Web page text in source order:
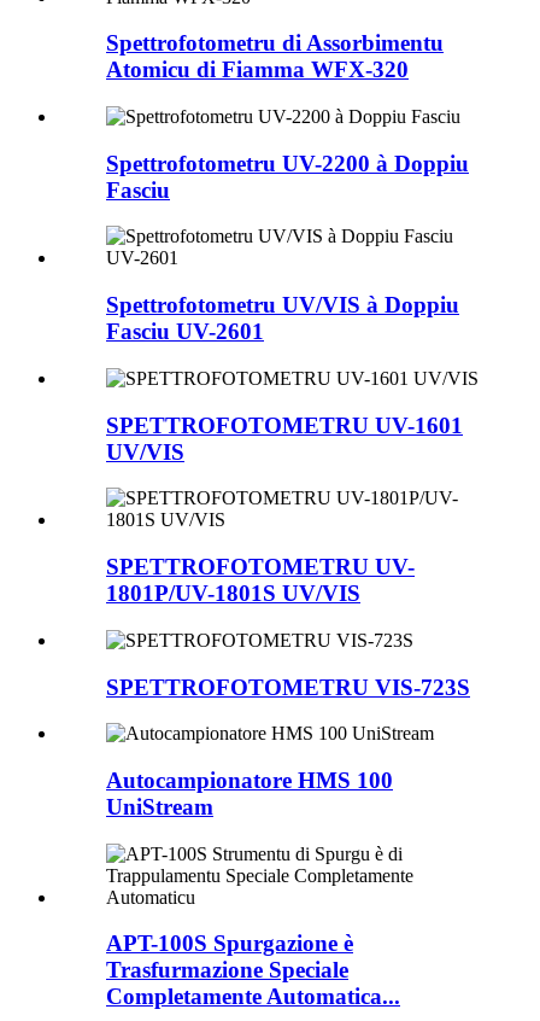
Spettrofotometru di Assorbimentu
Atomicu di Fiamma WFX-320
Spettrofotometru UV-2200 à Doppiu
Fasciu
Spettrofotometru UV/VIS à Doppiu
Fasciu UV-2601
SPETTROFOTOMETRU UV-1601
UV/VIS
SPETTROFOTOMETRU UV-
1801P/UV-1801S UV/VIS
SPETTROFOTOMETRU VIS-723S
Autocampionatore HMS 100
UniStream
APT-100S Spurgazione è
Trasfurmazione Speciale
Completamente Automatica...